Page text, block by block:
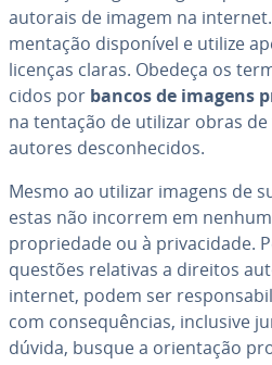
autorais de imagem na
men­ta­ção dis­po­ní­vel e utilize
licenças claras. Obedeça os
ci­dos por bancos de imagens
na tentação de utilizar obras
autores des­co­nhe­ci­dos.
Mesmo ao utilizar imagens de
estas não incorrem em
pro­pri­e­dade ou à pri­va­ci­dade.
questões relativas a direitos
internet, podem ser
com con­sequên­cias, inclusive
dúvida, busque a ori­en­ta­ção